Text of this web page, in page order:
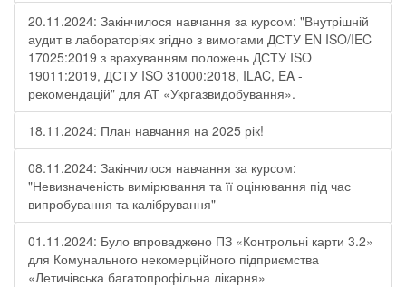
20.11.2024: Закінчилося навчання за курсом: "Внутрішній
аудит в лабораторіях згідно з вимогами ДСТУ EN ISO/IEC
17025:2019 з врахуванням положень ДСТУ ISO
19011:2019, ДСТУ ISO 31000:2018, ILAC, EA -
рекомендацій" для АТ «Укргазвидобування».
18.11.2024: План навчання на 2025 рік!
08.11.2024: Закінчилося навчання за курсом:
"Невизначеність вимірювання та її оцінювання під час
випробування та калібрування"
01.11.2024: Було впроваджено ПЗ «Контрольні карти 3.2»
для Комунального некомерційного підприємства
«Летичівська багатопрофільна лікарня»